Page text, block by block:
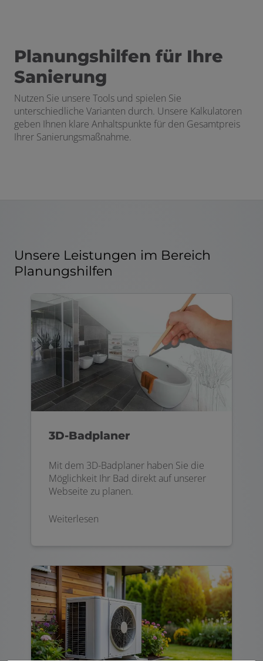
Planungshilfen für Ihre
Sanierung
Nutzen Sie unsere Tools und spielen Sie
unterschiedliche Varianten durch. Unsere Kalkulatoren
geben Ihnen klare Anhaltspunkte für den Gesamtpreis
Ihrer Sanierungsmaßnahme.
Unsere Leistungen im Bereich
Planungshilfen
3D-Badplaner
Mit dem 3D-Badplaner haben Sie die
Möglichkeit Ihr Bad direkt auf unserer
Webseite zu planen.
Weiterlesen